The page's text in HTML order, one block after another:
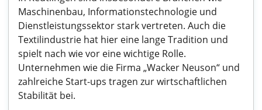
Maschinenbau, Informationstechnologie und
Dienstleistungssektor stark vertreten. Auch die
Textilindustrie hat hier eine lange Tradition und
spielt nach wie vor eine wichtige Rolle.
Unternehmen wie die Firma „Wacker Neuson“ und
zahlreiche Start-ups tragen zur wirtschaftlichen
Stabilität bei.